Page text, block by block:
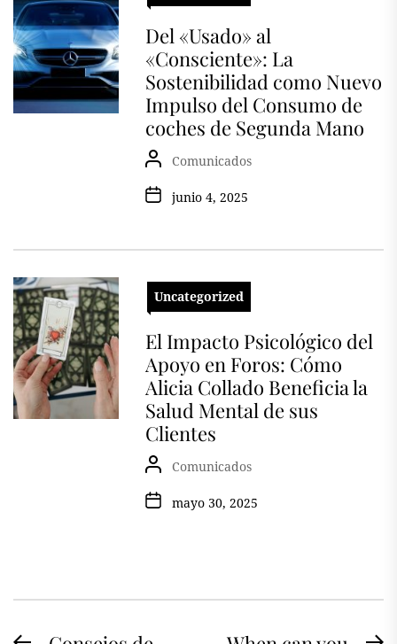
Del «Usado» al
«Consciente»: La
Sostenibilidad como Nuevo
Impulso del Consumo de
coches de Segunda Mano
Comunicados
junio 4, 2025
Uncategorized
El Impacto Psicológico del
Apoyo en Foros: Cómo
Alicia Collado Beneficia la
Salud Mental de sus
Clientes
Comunicados
mayo 30, 2025